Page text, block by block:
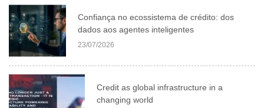
Confiança no ecossistema de crédito: dos
dados aos agentes inteligentes
23/07/2026
Credit as global infrastructure in a
changing world